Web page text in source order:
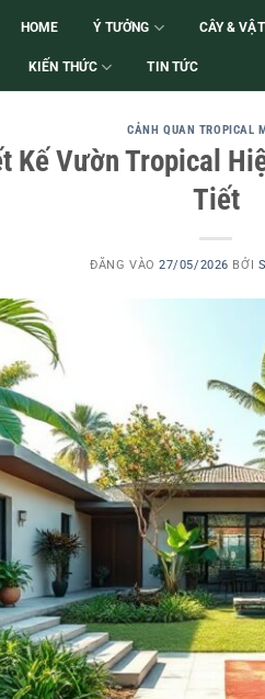
HOME Ý TƯỞNG CÂY &
KIẾN THỨC TIN TỨC
CẢNH QUAN TROPICAL
Kế Vườn Tropical
Tiết
ĐĂNG VÀO27/05/2026 BỞI